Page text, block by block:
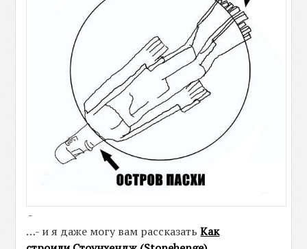
-
…- и я даже могу вам рассказатьКак